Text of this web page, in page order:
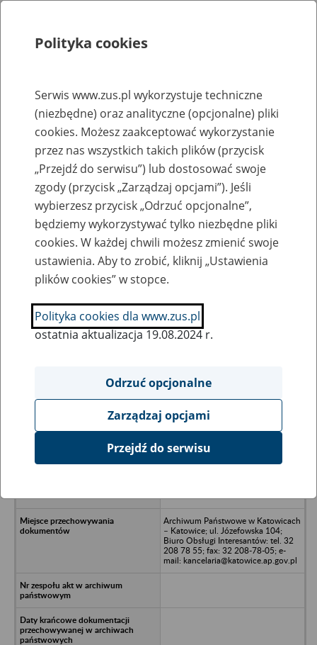
Rejestry, ewidencje i archiwa
Baza zlikwidowanych lub
przekształconych zakładów pracy
Nazwa zakładu pracy:
SZUKAJ
Ukryj wszystkie pozycje bazy
VO-KA Edward Niemirowski i
Archiwum Państwowe w Katowicach
– Katowice; ul. Józefowska 104;
Biuro Obsługi Interesantów: tel. 32
208 78 55; fax: 32 208-78-05; e-
mail: kancelaria@katowice.ap.gov.pl
Polityka cookies
Serwis www.zus.pl wykorzystuje techniczne
(niezbędne) oraz analityczne (opcjonalne) pliki
cookies. Możesz zaakceptować wykorzystanie
przez nas wszystkich takich plików (przycisk
„Przejdź do serwisu”) lub dostosować swoje
zgody (przycisk „Zarządzaj opcjami”). Jeśli
wybierzesz przycisk „Odrzuć opcjonalne”,
będziemy wykorzystywać tylko niezbędne pliki
cookies. W każdej chwili możesz zmienić swoje
ustawienia. Aby to zrobić, kliknij „Ustawienia
plików cookies” w stopce.
Polityka cookies dla www.zus.pl
ostatnia aktualizacja 19.08.2024 r.
Odrzuć opcjonalne
Zarządzaj opcjami
Przejdź do serwisu